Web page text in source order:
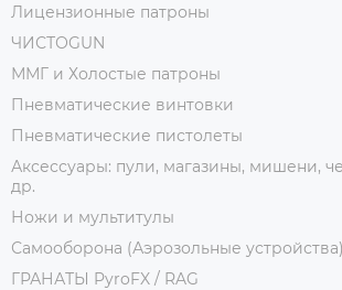
Лицензионные патроны
ЧИСТОGUN
ММГ и Холостые патроны
Пневматические винтовки
Пневматические пистолеты
Аксессуары: пули, магазины, мишени,
др.
Ножи и мультитулы
Самооборона (Аэрозольные устройства)
ГРАНАТЫ PyroFX / RAG